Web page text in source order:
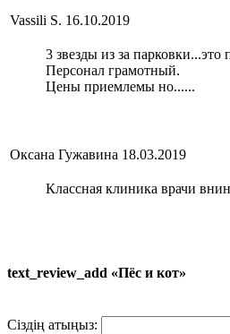
Vassili S. 16.10.2019
3 звезды из за парковки...это
Персонал грамотный.
Цены приемлемы но......
Оксана Гужавина 18.03.2019
Классная клиника врачи
text_review_add «Пёс и кот»
Сіздің атыңыз: